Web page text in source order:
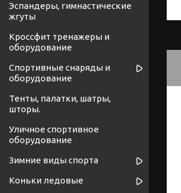
Эспандеры, гимнастические
жгуты
Кроссфит тренажеры и
оборудование
Спортивные снаряды и
оборудование
Тенты, палатки, шатры,
шторы.
Уличное спортивное
оборудование
Зимние виды спорта
Коньки ледовые